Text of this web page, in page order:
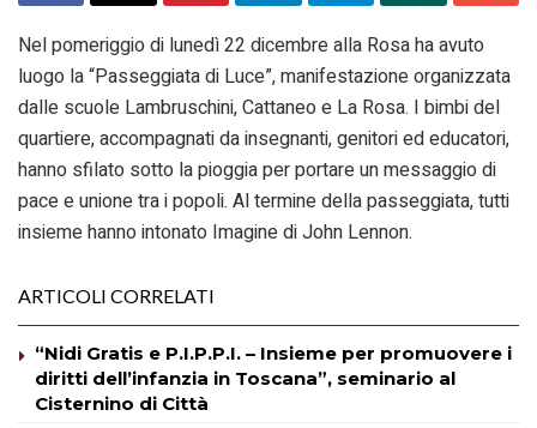
Nel pomeriggio di lunedì 22 dicembre alla Rosa ha avuto
luogo la “Passeggiata di Luce”, manifestazione organizzata
dalle scuole Lambruschini, Cattaneo e La Rosa. I bimbi del
quartiere, accompagnati da insegnanti, genitori ed educatori,
hanno sfilato sotto la pioggia per portare un messaggio di
pace e unione tra i popoli. Al termine della passeggiata, tutti
insieme hanno intonato Imagine di John Lennon.
ARTICOLI CORRELATI
“Nidi Gratis e P.I.P.P.I. – Insieme per promuovere i
diritti dell’infanzia in Toscana”, seminario al
Cisternino di Città